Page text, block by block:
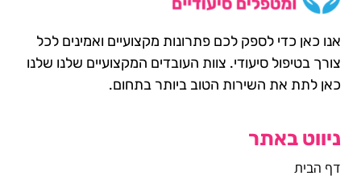
אנו כאן כדי לספק לכם פתרונות מקצועיים ואמינים לכל
צורך בטיפול סיעודי. צוות העובדים המקצועיים שלנו שלנו
כאן לתת את השירות הטוב ביותר בתחום.
ניווט באתר
דף הבית